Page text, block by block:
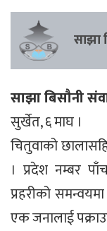
साझा
साझा बिसौनी
सुर्खेत, ६ माघ ।
चितुवाको
। प्रदेश नम्बर
प्रहरीको
एक जनालाई